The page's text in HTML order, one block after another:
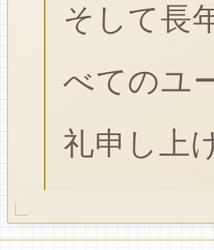
そして長
べてのユ
礼申し上